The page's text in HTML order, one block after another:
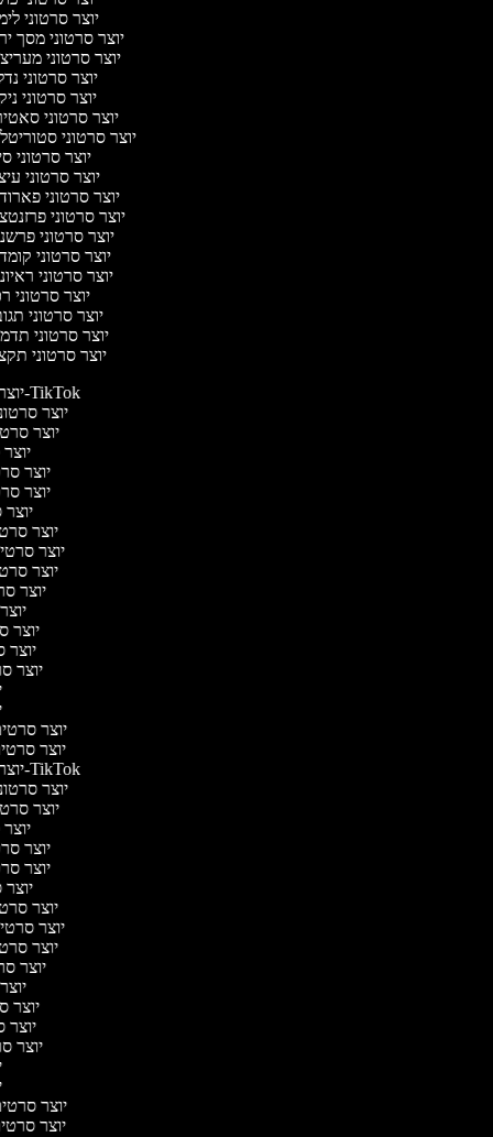
יוצר סרטוני
יוצר סרטוני מסך
יוצר סרטוני
יוצר סרטוני
יוצר סרטוני
יוצר סרטוני
יוצר סרטוני
יוצר סרטוני
יוצר סרטוני
יוצר סרטוני
יוצר סרטוני
יוצר סרטוני
יוצר סרטוני
יוצר סרטוני
יוצר סרטוני
יוצר סרטוני
יוצר סרטוני
יוצר סרטוני
יוצר סרטונים ל-TikTok
יוצר
יוצר
יוצר
יוצר
יוצר
יוצר סרטי
יוצר
יוצר
יוצר
יוצר
יוצר
יוצר
יוצר
יוצר סרטונים ל-TikTok
יוצר
יוצר
יוצר
יוצר
יוצר
יוצר סרטי
יוצר
יוצר
יוצר
יוצר
יוצר
יוצר
יוצר